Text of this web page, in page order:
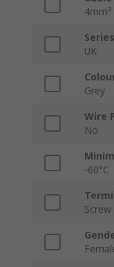
4mm²
Series
UK
Grey
Wire
No
-60°C
Screw